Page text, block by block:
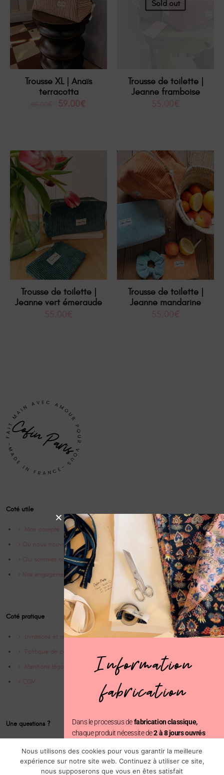
Trousse XL | Anaïs
terracotta
59.00€
Sold out
Trousse de toilette |
Jeanne framboise
55.00€
Trousse de toilette |
Jeanne vert émeraude
55.00€
Trousse de toilette |
Jeanne mandarine
55.00€
Coté utile
Mon compte
Où nous trouver
Qui sommes nous ?
Nos engagements
Coté pratique
Livraisons et retrours
Politique de confidentialité
Mentions légales
CGV
Une questions ?
Instagram @Cofinparis
Nous utilisons des cookies pour vous garantir la meilleure
expérience sur notre site web. Continuez à utiliser ce site,
nous supposerons que vous en êtes satisfait
Information
fabrication
Dans le processus defabrication classique,
chaque produit nécessite de2 à 8 jours ouvrés
En revanche, avec lafabrication prioritaire, votre